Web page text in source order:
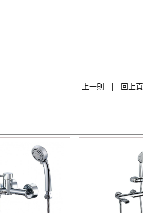
上一則 | 回上頁